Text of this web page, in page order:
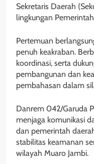
Sekretaris Daerah
lingkungan
Pertemuan
penuh keakraban.
koordinasi, serta
pembangunan dan
pembahasan dalam
Danrem 042/Garuda
menjaga komunikasi
dan pemerintah
stabilitas keamanan
wilayah Muaro Jambi.